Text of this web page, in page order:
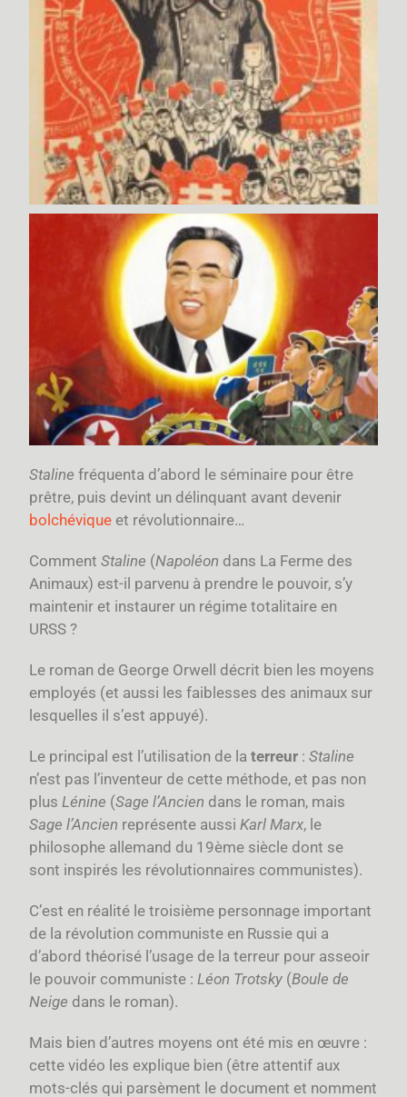
Stalinefréquenta d’abord le séminaire pour être
prêtre, puis devint un délinquant avant devenir
bolchévique et révolutionnaire…
CommentStaline (Napoléon dans La Ferme des
Animaux) est-il parvenu à prendre le pouvoir, s’y
maintenir et instaurer un régime totalitaire en
URSS ?
Le roman de George Orwell décrit bien les moyens
employés (et aussi les faiblesses des animaux sur
lesquelles il s’est appuyé).
Le principal est l’utilisation de laterreur :Staline
n’est pas l’inventeur de cette méthode, et pas non
plusLénine (Sage l’Ancien dans le roman, mais
Sage l’Ancien représente aussiKarl Marx, le
philosophe allemand du 19ème siècle dont se
sont inspirés les révolutionnaires communistes).
C’est en réalité le troisième personnage important
de la révolution communiste en Russie qui a
d’abord théorisé l’usage de la terreur pour asseoir
le pouvoir communiste :Léon Trotsky (Boule de
Neige dans le roman).
Mais bien d’autres moyens ont été mis en œuvre :
cette vidéo les explique bien (être attentif aux
mots-clés qui parsèment le document et nomment